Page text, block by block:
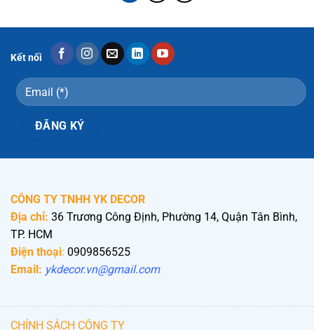
Kết nối
CÔNG TY TNHH YK DECOR
Địa chỉ: 36 Trương Công Định, Phường 14, Quận Tân Bình,
TP. HCM
Điện thoại: 0909856525
Email: ykdecor.vn@gmail.com
CHÍNH SÁCH CÔNG TY